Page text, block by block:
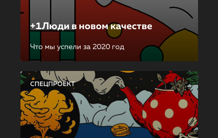
+1Люди в новом качестве
Что мы успели за 2020 год
СПЕЦПРОЕКТ